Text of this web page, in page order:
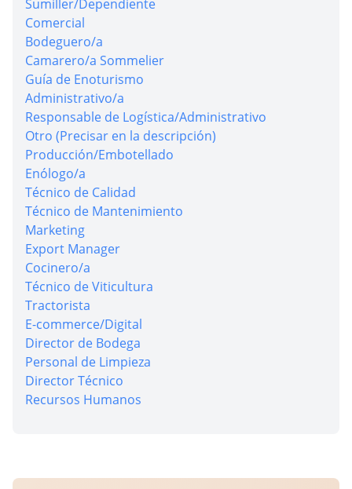
Sumiller/Dependiente
Comercial
Bodeguero/a
Camarero/a Sommelier
Guía de Enoturismo
Administrativo/a
Responsable de Logística/Administrativo
Otro (Precisar en la descripción)
Producción/Embotellado
Enólogo/a
Técnico de Calidad
Técnico de Mantenimiento
Marketing
Export Manager
Cocinero/a
Técnico de Viticultura
Tractorista
E-commerce/Digital
Director de Bodega
Personal de Limpieza
Director Técnico
Recursos Humanos